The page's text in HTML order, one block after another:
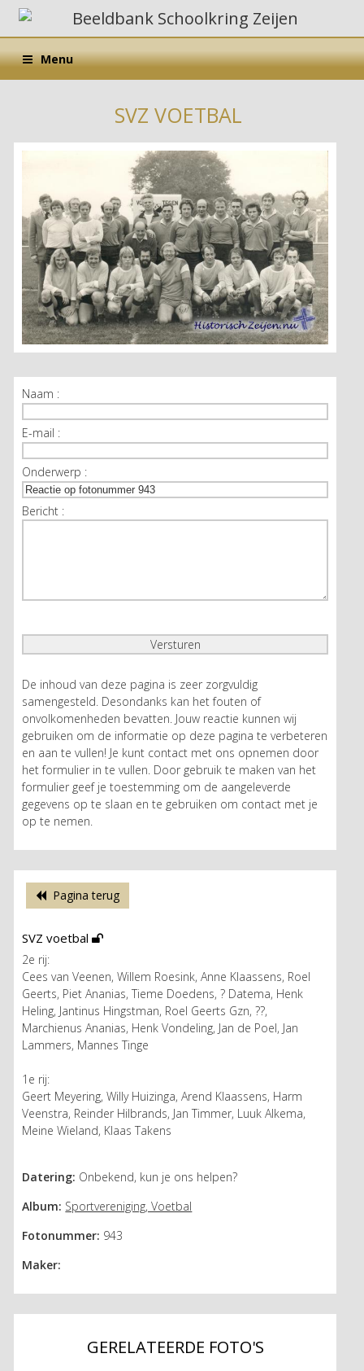
Menu
SVZ VOETBAL
Naam :
E-mail :
Onderwerp :
Bericht :
De inhoud van deze pagina is zeer zorgvuldig
samengesteld. Desondanks kan het fouten of
onvolkomenheden bevatten. Jouw reactie kunnen wij
gebruiken om de informatie op deze pagina te verbeteren
en aan te vullen! Je kunt contact met ons opnemen door
het formulier in te vullen. Door gebruik te maken van het
formulier geef je toestemming om de aangeleverde
gegevens op te slaan en te gebruiken om contact met je
op te nemen.
Pagina terug
SVZ voetbal
2e rij:
Cees van Veenen, Willem Roesink, Anne Klaassens, Roel
Geerts, Piet Ananias, Tieme Doedens, ? Datema, Henk
Heling, Jantinus Hingstman, Roel Geerts Gzn, ??,
Marchienus Ananias, Henk Vondeling, Jan de Poel, Jan
Lammers, Mannes Tinge
1e rij:
Geert Meyering, Willy Huizinga, Arend Klaassens, Harm
Veenstra, Reinder Hilbrands, Jan Timmer, Luuk Alkema,
Meine Wieland, Klaas Takens
Datering: Onbekend, kun je ons helpen?
Album: Sportvereniging, Voetbal
Fotonummer: 943
Maker:
GERELATEERDE FOTO'S